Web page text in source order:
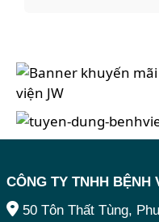
CÔNG TY TNHH BỆNH
50 Tôn Thất Tùng,